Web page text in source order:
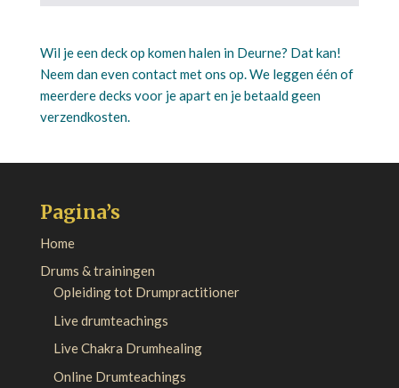
Wil je een deck op komen halen in Deurne? Dat kan!
Neem dan even contact met ons op. We leggen één of
meerdere decks voor je apart en je betaald geen
verzendkosten.
Pagina’s
Home
Drums & trainingen
Opleiding tot Drumpractitioner
Live drumteachings
Live Chakra Drumhealing
Online Drumteachings